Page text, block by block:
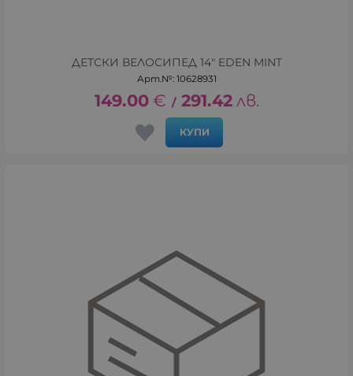
ДЕТСКИ ВЕЛОСИПЕД 14" EDEN MINT
Арт.№: 10628931
149.00 € / 291.42 лв.
КУПИ